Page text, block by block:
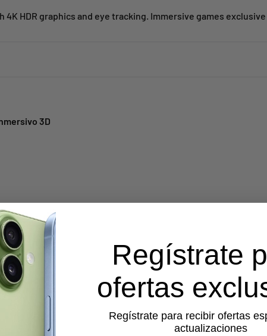
HDR graphics and eye tracking. Immersive games
3D
Regístrate
ofertas
Regístrate para recibir ofertas
actualizaciones